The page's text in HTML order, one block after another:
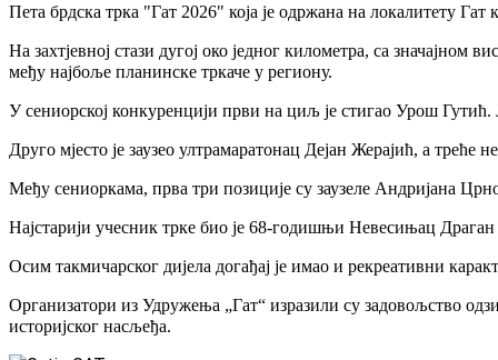
Пета брдска трка "Гат 2026" која је одржана на локалитету
На захтјевној стази дугој око једног километра, са
међу најбоље планинске тркаче у региону.
У сениорској конкуренцији први на циљ је стигао Урош
Друго мјесто је заузео ултрамаратонац Дејан Жерајић, а треће
Међу сениоркама, прва три позиције су заузеле Андријана
Најстарији учесник трке био је 68-годишњи Невесињац
Осим такмичарског дијела догађај је имао и рекреативни
Организатори из Удружења „Гат“ изразили су задовољство
историјског насљеђа.